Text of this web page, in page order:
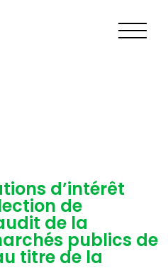
d’intérêt
de
de la
publics de
titre de la